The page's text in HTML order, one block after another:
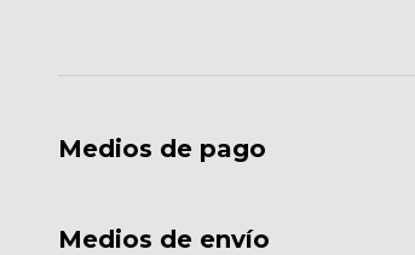
Medios de pago
Medios de envío